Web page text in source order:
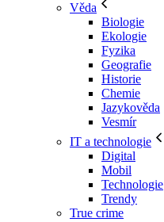
Věda
Biologie
Ekologie
Fyzika
Geografie
Historie
Chemie
Jazykověda
Vesmír
IT a technologie
Digital
Mobil
Technologie
Trendy
True crime